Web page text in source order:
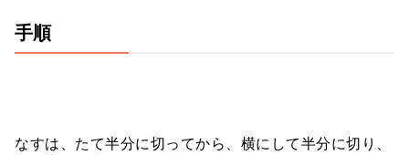
手順
なすは、たて半分に切ってから、横にして半分に切り、